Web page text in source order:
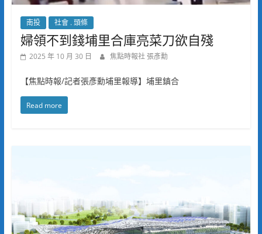
南投 社會 . 頭條
婦領不到錢埔里合庫亮菜刀欲自殘
2025 年 10 月 30 日 焦點時報社 張彥勳
【焦點時報/記者張彥勳埔里報導】埔里鎮合
Read more